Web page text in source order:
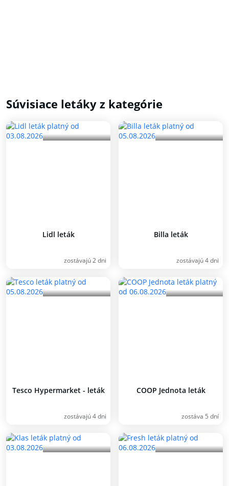
Súvisiace letáky z kategórie
Lidl leták
zostávajú 2 dni
Billa leták
zostávajú 4 dni
Tesco Hypermarket - leták
zostávajú 4 dni
COOP Jednota leták
zostáva 5 dní